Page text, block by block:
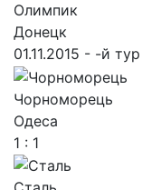
Олимпик
Донецк
01.11.2015 - -й тур
Чорноморець
Одеса
1 : 1